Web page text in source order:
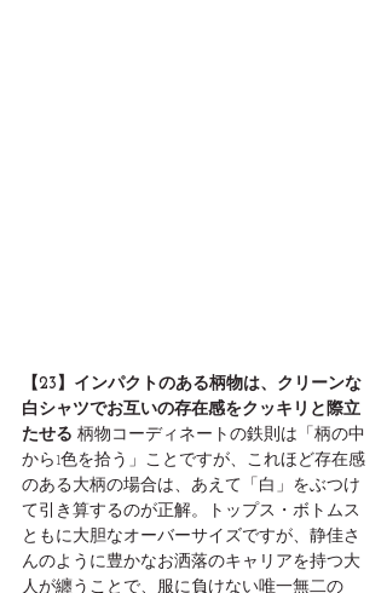
【23】インパクトのある柄物は、クリーンな
白シャツでお互いの存在感をクッキリと際立
たせる 柄物コーディネートの鉄則は「柄の中
から1色を拾う」ことですが、これほど存在感
のある大柄の場合は、あえて「白」をぶつけ
て引き算するのが正解。トップス・ボトムス
ともに大胆なオーバーサイズですが、静佳さ
んのように豊かなお洒落のキャリアを持つ大
人が纏うことで、服に負けない唯一無二の